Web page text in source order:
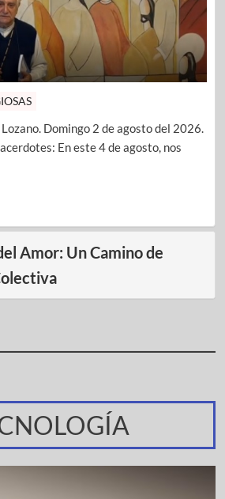
Domingo 2 de agosto del 2026.
En este 4 de agosto, nos
Amor: Un Camino de